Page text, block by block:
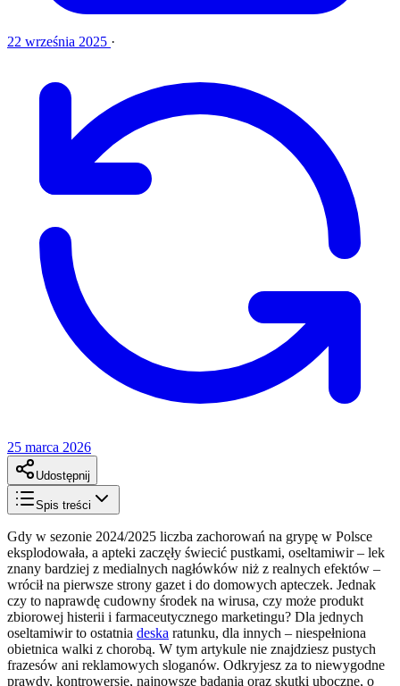
22 września 2025 ·
25 marca 2026
Udostępnij
Spis treści
Gdy w sezonie 2024/2025 liczba zachorowań na grypę w Polsce
eksplodowała, a apteki zaczęły świecić pustkami, oseltamiwir – lek
znany bardziej z medialnych nagłówków niż z realnych efektów –
wrócił na pierwsze strony gazet i do domowych apteczek. Jednak
czy to naprawdę cudowny środek na wirusa, czy może produkt
zbiorowej histerii i farmaceutycznego marketingu? Dla jednych
oseltamiwir to ostatnia deska ratunku, dla innych – niespełniona
obietnica walki z chorobą. W tym artykule nie znajdziesz pustych
frazesów ani reklamowych sloganów. Odkryjesz za to niewygodne
prawdy, kontrowersje, najnowsze badania oraz skutki uboczne, o